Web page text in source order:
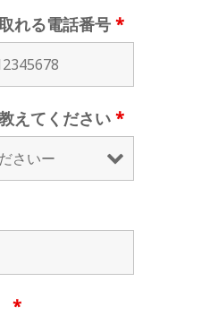
れる電話番号 *
えてください *
*